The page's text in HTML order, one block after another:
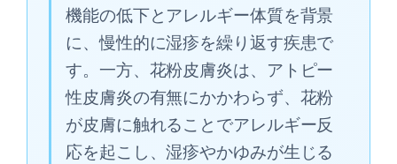
機能の低下とアレルギー体質を背景
に、慢性的に湿疹を繰り返す疾患で
す。一方、花粉皮膚炎は、アトピー
性皮膚炎の有無にかかわらず、花粉
が皮膚に触れることでアレルギー反
応を起こし、湿疹やかゆみが生じる